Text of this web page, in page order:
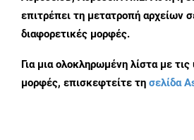
επιτρέπει τη μετατροπή αρχείων
διαφορετικές μορφές.
Για μια ολοκληρωμένη λίστα με
μορφές, επισκεφτείτε τη σελίδα